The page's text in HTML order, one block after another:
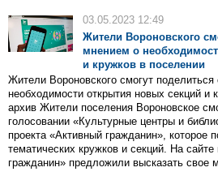
03.05.2023 12:49
Жители Вороновского
мнением о
и кружков в поселении
Жители Вороновского смогут
необходимости открытия новых секций и
архив Жители поселения Вороновское
голосовании «Культурные центры и
проекта «Активный гражданин», которое
тематических кружков и секций. На
гражданин» предложили высказать свое